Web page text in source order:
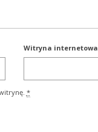
Witryna internetowa
*